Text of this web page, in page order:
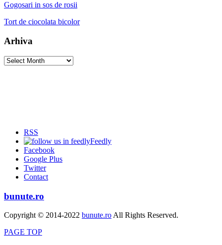
Gogosari in sos de rosii
Tort de ciocolata bicolor
Arhiva
Arhiva
RSS
Feedly
Facebook
Google Plus
Twitter
Contact
bunute.ro
Copyright © 2014-2022 bunute.ro All Rights Reserved.
PAGE TOP